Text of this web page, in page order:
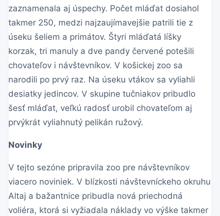
zaznamenala aj úspechy. Počet mláďat dosiahol
takmer 250, medzi najzaujímavejšie patrili tie z
úseku šeliem a primátov. Štyri mláďatá líšky
korzak, tri manuly a dve pandy červené potešili
chovateľov i návštevníkov. V košickej zoo sa
narodili po prvý raz. Na úseku vtákov sa vyliahli
desiatky jedincov. V skupine tučniakov pribudlo
šesť mláďat, veľkú radosť urobil chovateľom aj
prvýkrát vyliahnutý pelikán ružový.
Novinky
V tejto sezóne pripravila zoo pre návštevníkov
viacero noviniek. V blízkosti návštevníckeho okruhu
Altaj a bažantnice pribudla nová priechodná
voliéra, ktorá si vyžiadala náklady vo výške takmer